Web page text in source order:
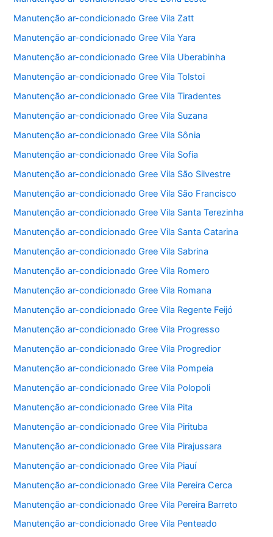
Manutenção ar-condicionado Gree Vila Zatt
Manutenção ar-condicionado Gree Vila Yara
Manutenção ar-condicionado Gree Vila Uberabinha
Manutenção ar-condicionado Gree Vila Tolstoi
Manutenção ar-condicionado Gree Vila Tiradentes
Manutenção ar-condicionado Gree Vila Suzana
Manutenção ar-condicionado Gree Vila Sônia
Manutenção ar-condicionado Gree Vila Sofia
Manutenção ar-condicionado Gree Vila São Silvestre
Manutenção ar-condicionado Gree Vila São Francisco
Manutenção ar-condicionado Gree Vila Santa Terezinha
Manutenção ar-condicionado Gree Vila Santa Catarina
Manutenção ar-condicionado Gree Vila Sabrina
Manutenção ar-condicionado Gree Vila Romero
Manutenção ar-condicionado Gree Vila Romana
Manutenção ar-condicionado Gree Vila Regente Feijó
Manutenção ar-condicionado Gree Vila Progresso
Manutenção ar-condicionado Gree Vila Progredior
Manutenção ar-condicionado Gree Vila Pompeia
Manutenção ar-condicionado Gree Vila Polopoli
Manutenção ar-condicionado Gree Vila Pita
Manutenção ar-condicionado Gree Vila Pirituba
Manutenção ar-condicionado Gree Vila Pirajussara
Manutenção ar-condicionado Gree Vila Piauí
Manutenção ar-condicionado Gree Vila Pereira Cerca
Manutenção ar-condicionado Gree Vila Pereira Barreto
Manutenção ar-condicionado Gree Vila Penteado